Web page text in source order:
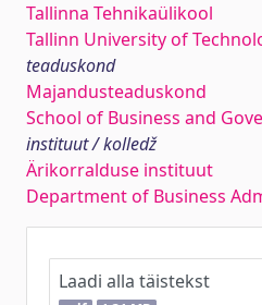
Tallinna Tehnikaülikool
Tallinn University of
teaduskond
Majandusteaduskond
School of Business and
instituut / kolledž
Ärikorralduse instituut
Department of Business
Laadi alla täistekst